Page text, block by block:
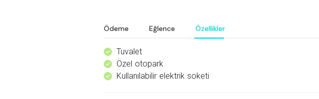
Ödeme Eğlence Özellikler
^ Tuvalet
^ Özel otopark
^ Kullanılabilir elektrik soketi